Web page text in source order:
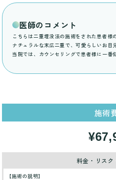
医師のコメント
こちらは二重埋没法の施術をされた患者様
ナチュラルな末広二重で、可愛らしいお目
当院では、カウンセリングで患者様に一番
施術
料金・リスク
【施術の説明】